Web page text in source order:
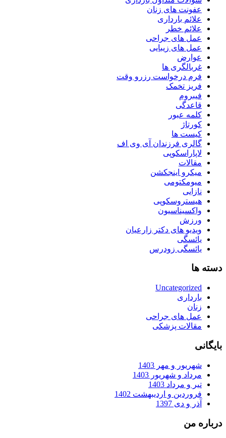
عفونت های زنان
علائم بارداری
علائم خطر
عمل های جراحی
عمل های زیبایی
عوارض
غربالگری ها
فرم درخواست رزرو وقت
فریز تخمک
فیبروم
قاعدگی
کلمه عبور
کورتاژ
کیست ها
گالری فرزندان آی وی اف
لاپاراسکوپی
مقالات
میکرو اینجکشن
میومکتومی
نازایی
هیستروسکوپی
واکسیناسیون
ورزش
ویدیو های دکتر زارعیان
یائسگی
یائسگی زودرس
دسته ها
Uncategorized
بارداری
زنان
عمل های جراحی
مقالات پزشکی
بایگانی
شهریور و مهر 1403
مرداد و شهریور 1403
تیر و مرداد 1403
فروردین و اردیبهشت 1402
آذر و دی 1397
درباره من